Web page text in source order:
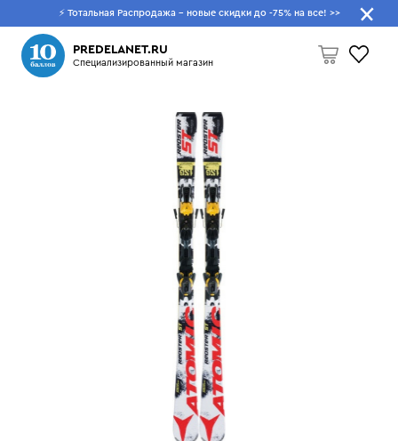
⚡ Тотальная Распродажа - новые скидки до -75% на все! >>
PREDELANET.RU
Специализированный магазин
Что будем искать?